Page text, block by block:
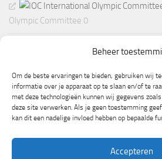
Beheer
Om de beste ervaringen te bieden, gebruiken wij
informatie over je apparaat op te slaan en/of te
met deze technologieën kunnen wij gegevens
deze site verwerken. Als je geen toestemming
kan dit een nadelige invloed hebben op bepaalde
Accepteren
Olympic Committee 0